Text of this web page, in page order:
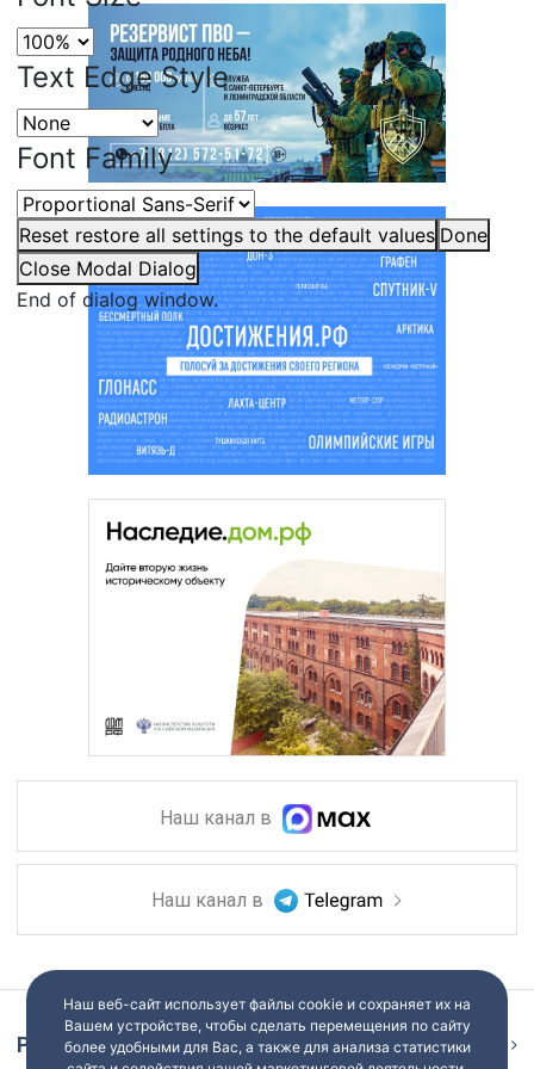
Text Edge Style
Font Family
Reset restore all settings to the default values Done
Close Modal Dialog
End of dialog window.
Наш канал в
Наш канал в
Репортаж
Наш веб-сайт использует файлы cookie и сохраняет их на
Вашем устройстве, чтобы сделать перемещения по сайту
более удобными для Вас, а также для анализа статистики